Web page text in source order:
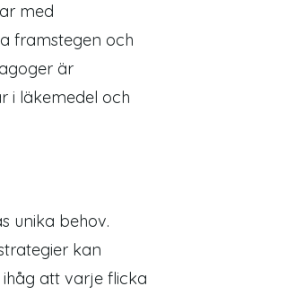
med
framstegen och
är
i läkemedel och
unika behov.
kan
ihåg att varje flicka